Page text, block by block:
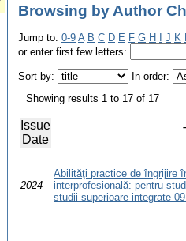
Browsing by Author
Jump to: 0-9 A B C D E F G H J K
or enter first few letters:
Sort by:
In order:
Showing results 1 to 17 of 17
Issue
Date
2024
Abilităţi practice de îngrijire
interprofesională: pentru
studii superioare integrate